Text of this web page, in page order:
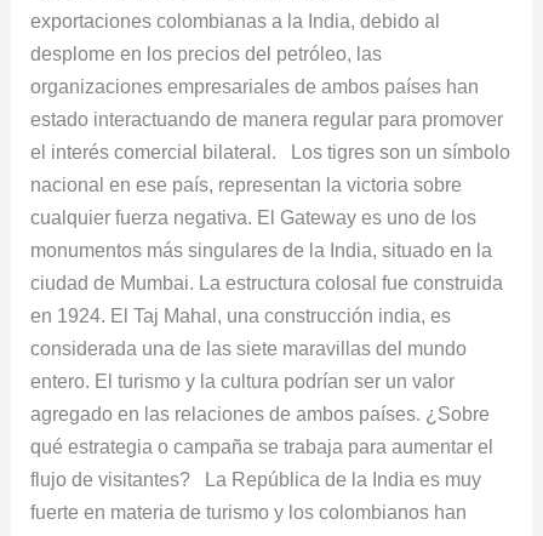
exportaciones colombianas a la India, debido al
desplome en los precios del petróleo, las
organizaciones empresariales de ambos países han
estado interactuando de manera regular para promover
el interés comercial bilateral. Los tigres son un símbolo
nacional en ese país, representan la victoria sobre
cualquier fuerza negativa. El Gateway es uno de los
monumentos más singulares de la India, situado en la
ciudad de Mumbai. La estructura colosal fue construida
en 1924. El Taj Mahal, una construcción india, es
considerada una de las siete maravillas del mundo
entero. El turismo y la cultura podrían ser un valor
agregado en las relaciones de ambos países. ¿Sobre
qué estrategia o campaña se trabaja para aumentar el
flujo de visitantes? La República de la India es muy
fuerte en materia de turismo y los colombianos han